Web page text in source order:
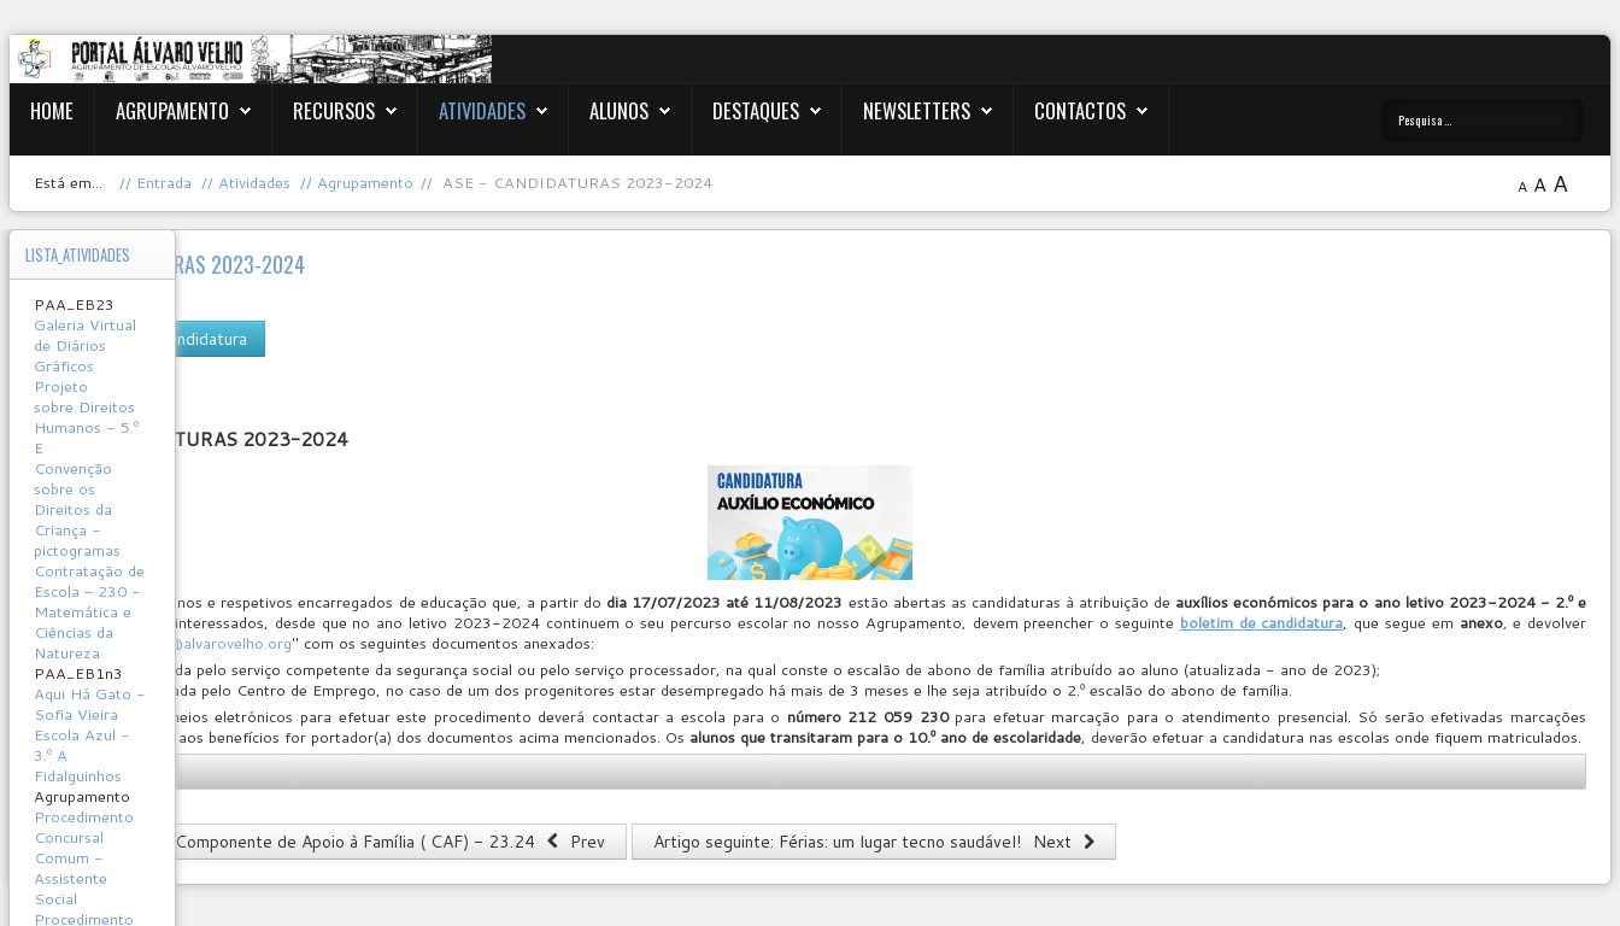
HOME AGRUPAMENTO RECURSOS ATIVIDADES ALUNOS DESTAQUES NEWSLETTERS CONTACTOS
Está em... Entrada Atividades Agrupamento ASE - CANDIDATURAS 2023-2024 A A A
ASE - CANDIDATURAS 2023-2024
SASE
boletim de candidatura
User
Rating:
ASE - CANDIDATURAS 2023-2024
Informam-se os alunos e respetivos encarregados de educação que, a partir do dia 17/07/2023 até 11/08/2023 estão abertas as candidaturas à atribuição de auxílios económicos para o ano letivo 2023-2024 - 2.º e
3.º ciclo. Os alunos interessados, desde que no ano letivo 2023-2024 continuem o seu percurso escolar no nosso Agrupamento, devem preencher o seguinte boletim de candidatura, que segue em anexo, e devolver
para o e-mail "
ase@alvarovelho.org" com os seguintes documentos anexados:
Declaração emitida pelo serviço competente da segurança social ou pelo serviço processador, na qual conste o escalão de abono de família atribuído ao aluno (atualizada - ano de 2023);
Declaração passada pelo Centro de Emprego, no caso de um dos progenitores estar desempregado há mais de 3 meses e lhe seja atribuído o 2.º escalão do abono de família.
Caso não possua meios eletrónicos para efetuar este procedimento deverá contactar a escola para o número 212 059 230para efetuar marcação para o atendimento presencial. Só serão efetivadas marcações
quando o candidato aos benefícios for portador(a) dos documentos acima mencionados. Os alunos que transitaram para o 10.º ano de escolaridade, deverão efetuar a candidatura nas escolas onde fiquem matriculados.
ANEXO
Artigo anterior: Componente de Apoio à Família ( CAF) - 23.24 Prev Artigo seguinte: Férias: um lugar tecno saudável! Next
LISTA_ATIVIDADES
PAA_EB23
Galeria Virtual
de Diários
Gráficos
Projeto
sobre Direitos
Humanos - 5.º
E
Convenção
sobre os
Direitos da
Criança -
pictogramas
Contratação de
Escola – 230 -
Matemática e
Ciências da
Natureza
PAA_EB1n3
Aqui Há Gato -
Sofia Vieira
Escola Azul -
3.º A
Fidalguinhos
Agrupamento
Procedimento
Concursal
Comum -
Assistente
Social
Procedimento